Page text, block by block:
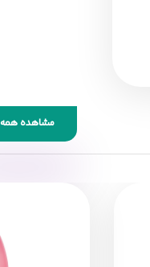
مشاهده همه